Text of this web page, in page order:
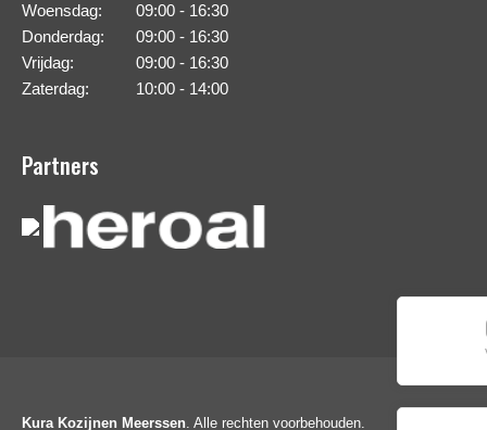
Woensdag:
09:00 - 16:30
Donderdag:
09:00 - 16:30
Vrijdag:
09:00 - 16:30
Zaterdag:
10:00 - 14:00
Partners
Kura Kozijnen Meerssen. Alle rechten voorbehouden.